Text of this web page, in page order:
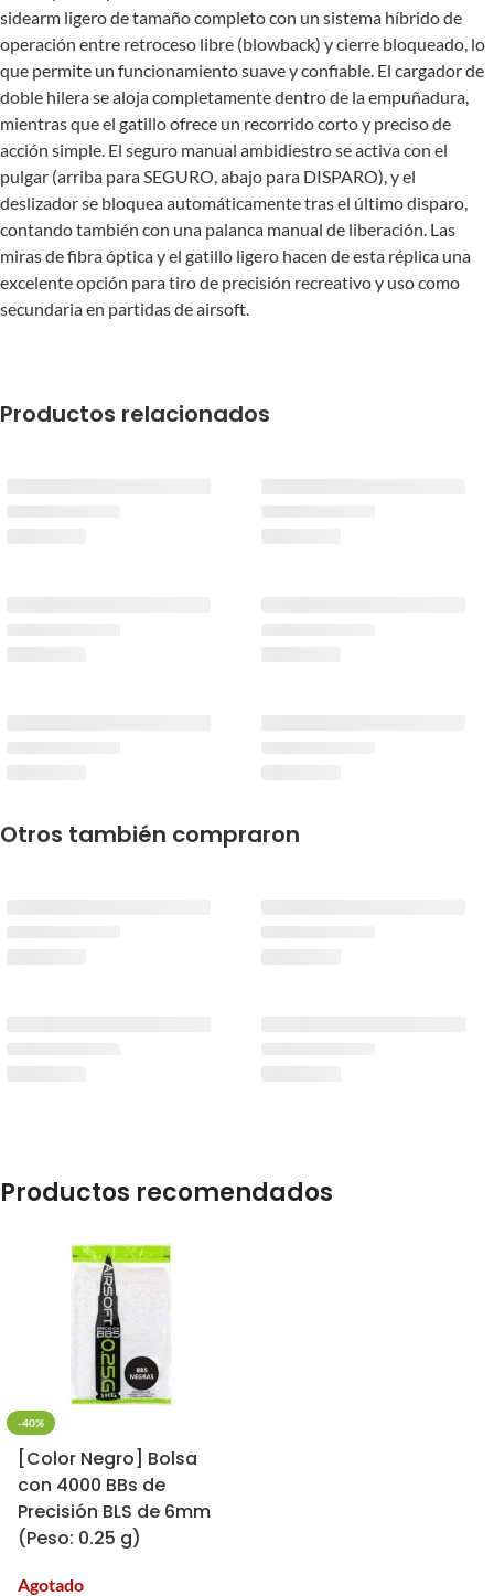
sidearm ligero de tamaño completo con un sistema híbrido de
operación entre retroceso libre (blowback) y cierre bloqueado, lo
que permite un funcionamiento suave y confiable. El cargador de
doble hilera se aloja completamente dentro de la empuñadura,
mientras que el gatillo ofrece un recorrido corto y preciso de
acción simple. El seguro manual ambidiestro se activa con el
pulgar (arriba para SEGURO, abajo para DISPARO), y el
deslizador se bloquea automáticamente tras el último disparo,
contando también con una palanca manual de liberación. Las
miras de fibra óptica y el gatillo ligero hacen de esta réplica una
excelente opción para tiro de precisión recreativo y uso como
secundaria en partidas de airsoft.
Productos relacionados
Otros también compraron
Productos recomendados
-40%
[Color Negro] Bolsa
con 4000 BBs de
Precisión BLS de 6mm
(Peso: 0.25 g)
Agotado